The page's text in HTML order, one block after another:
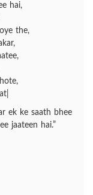
hai,
the,
ek ke saath bhee
jaateen hai.”